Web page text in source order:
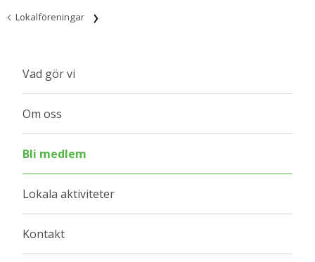
Lokalföreningar
Vad gör vi
Om oss
Bli medlem
Lokala aktiviteter
Kontakt